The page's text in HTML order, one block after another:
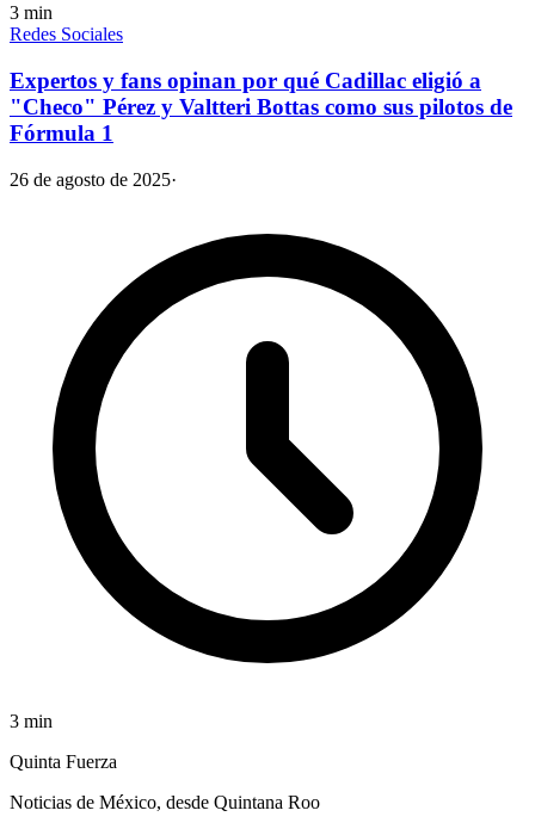
3 min
Redes Sociales
Expertos y fans opinan por qué Cadillac eligió a
"Checo" Pérez y Valtteri Bottas como sus pilotos de
Fórmula 1
26 de agosto de 2025·
3 min
Quinta Fuerza
Noticias de México, desde Quintana Roo